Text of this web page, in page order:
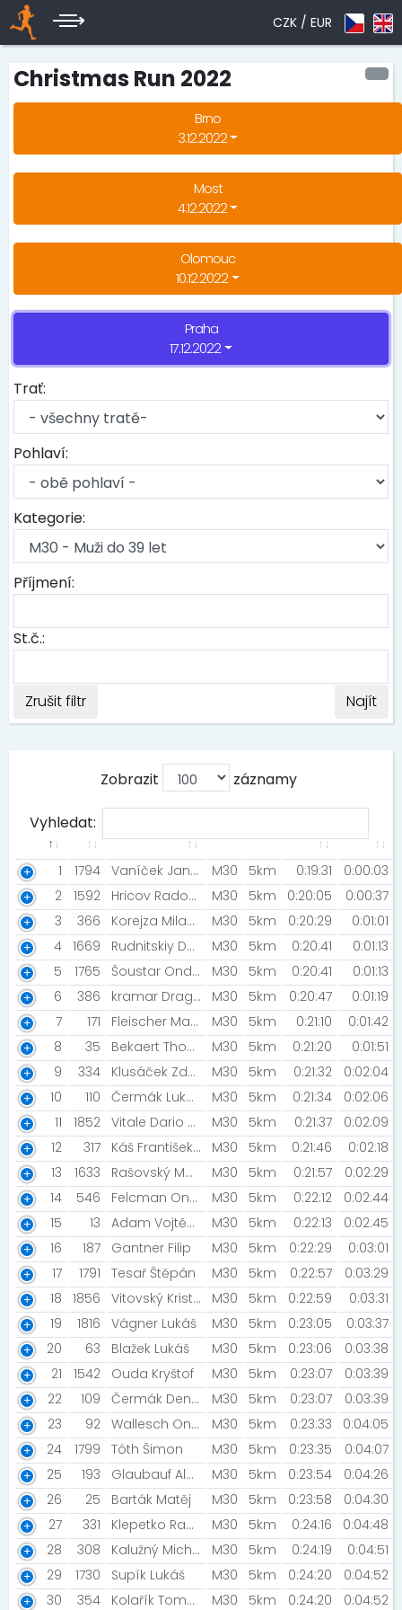
CZK / EUR
Christmas Run 2022
Brno
3.12.2022
Most
4.12.2022
Olomouc
10.12.2022
Praha
17.12.2022
Trať:
Pohlaví:
Kategorie:
Příjmení:
St.č.:
Zrušit filtr Najít
Zobrazit záznamy
Vyhledat:
1 1794 Vaníček Jan [STG Česká Lípa] M30 5km 0:19:31
0:00:03
2
1592 Hricov Radoslav [Rozběháme Prahu ] M30 5km 0:20:05
0:00:37
3
366 Korejza Milan [STG Mlada Boleslav] M30 5km 0:20:29
0:01:01
4 1669 Rudnitskiy Daniil [P&G Running Club] M30 5km 0:20:41
0:01:13
5
1765 Šoustar Ondřej Michal [FFÚ VŠE] M30 5km 0:20:41
0:01:13
6
386 kramar Dragan [ISTRun] M30 5km 0:20:47
0:01:19
7
171 Fleischer Marc [BeTri ] M30 5km 0:21:10
0:01:42
8
35 Bekaert Thomas M30 5km 0:21:20
0:01:51
9
334 Klusáček Zdeněk [OCR Čelákovice] M30 5km 0:21:32
0:02:04
10
110 Čermák Lukáš [PSK OLYMP PRAHA ] M30 5km 0:21:34
0:02:06
11
1852 Vitale Dario Manuel M30 5km 0:21:37
0:02:09
12
317 Káš František [Penny Market s.r.o.] M30 5km 0:21:46
0:02:18
13
1633 Rašovský Matěj [Benešovský běžecký klub] M30 5km 0:21:57
0:02:29
14
546 Felcman Ondřej M30 5km 0:22:12
0:02:44
15
13 Adam Vojtěch [FFÚ VŠE] M30 5km 0:22:13
0:02:45
16
187 Gantner Filip M30 5km 0:22:29
0:03:01
17
1791 Tesař Štěpán M30 5km 0:22:57
0:03:29
18
1856 Vitovský Kristián M30 5km 0:22:59
0:03:31
19
1816 Vágner Lukáš M30 5km 0:23:05
0:03:37
20
63 Blažek Lukáš M30 5km 0:23:06
0:03:38
21
1542 Ouda Kryštof M30 5km 0:23:07
0:03:39
22
109 Čermák Denis [SKI RUN Čakovice] M30 5km 0:23:07
0:03:39
23
92 Wallesch Ondřej [OCR Čelákovice] M30 5km 0:23:33
0:04:05
24
1799 Tóth Šimon M30 5km 0:23:35
0:04:07
25
193 Glaubauf Aleš [Triatlon Slaný] M30 5km 0:23:54
0:04:26
26
25 Barták Matěj M30 5km 0:23:58
0:04:30
27
331 Klepetko Radim M30 5km 0:24:16
0:04:48
28
308 Kalužný Michal M30 5km 0:24:19
0:04:51
29
1730 Supík Lukáš M30 5km 0:24:20
0:04:52
30
354 Kolařík Tomáš [Czech Flat Track racing] M30 5km 0:24:20 0:04:52